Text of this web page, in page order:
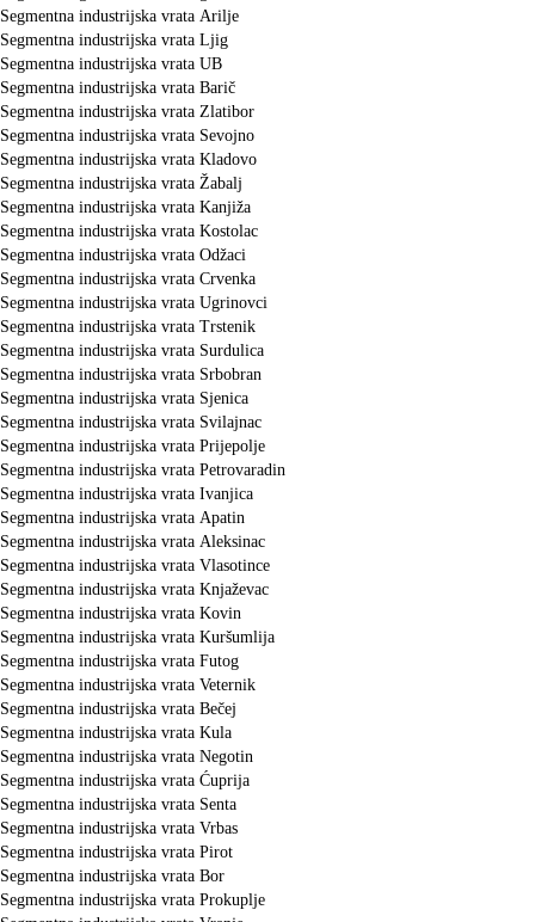
Segmentna industrijska vrata Arilje
Segmentna industrijska vrata Ljig
Segmentna industrijska vrata UB
Segmentna industrijska vrata Barič
Segmentna industrijska vrata Zlatibor
Segmentna industrijska vrata Sevojno
Segmentna industrijska vrata Kladovo
Segmentna industrijska vrata Žabalj
Segmentna industrijska vrata Kanjiža
Segmentna industrijska vrata Kostolac
Segmentna industrijska vrata Odžaci
Segmentna industrijska vrata Crvenka
Segmentna industrijska vrata Ugrinovci
Segmentna industrijska vrata Trstenik
Segmentna industrijska vrata Surdulica
Segmentna industrijska vrata Srbobran
Segmentna industrijska vrata Sjenica
Segmentna industrijska vrata Svilajnac
Segmentna industrijska vrata Prijepolje
Segmentna industrijska vrata Petrovaradin
Segmentna industrijska vrata Ivanjica
Segmentna industrijska vrata Apatin
Segmentna industrijska vrata Aleksinac
Segmentna industrijska vrata Vlasotince
Segmentna industrijska vrata Knjaževac
Segmentna industrijska vrata Kovin
Segmentna industrijska vrata Kuršumlija
Segmentna industrijska vrata Futog
Segmentna industrijska vrata Veternik
Segmentna industrijska vrata Bečej
Segmentna industrijska vrata Kula
Segmentna industrijska vrata Negotin
Segmentna industrijska vrata Ćuprija
Segmentna industrijska vrata Senta
Segmentna industrijska vrata Vrbas
Segmentna industrijska vrata Pirot
Segmentna industrijska vrata Bor
Segmentna industrijska vrata Prokuplje